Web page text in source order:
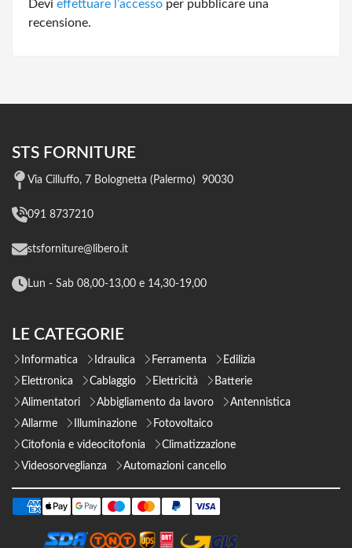
Devi effettuare l’accesso per pubblicare una
recensione.
STS FORNITURE
Via Cilluffo, 7 Bolognetta (Palermo) 90030
091 8737210
stsforniture@libero.it
Lun - Sab 08,00-13,00 e 14,30-19,00
LE CATEGORIE
Informatica Idraulica Ferramenta
Edilizia
Elettronica
Cablaggio Elettricità
Batterie
Alimentatori
Abbigliamento da lavoro
Antennistica
Allarme
Illuminazione
Fotovoltaico
Citofonia e videocitofonia
Climatizzazione
Videosorveglianza
Automazioni cancello